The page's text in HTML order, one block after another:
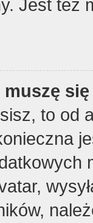
Jest też
to od